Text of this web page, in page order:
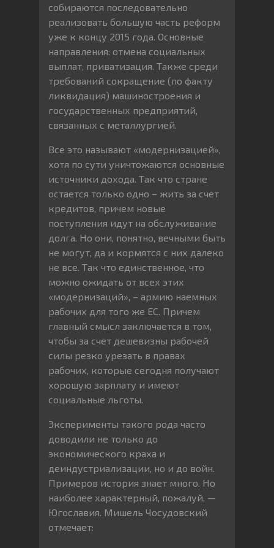
собираются последовательно
реализовать большую часть реформ
уже к концу 2015 года. Основные
направления: отмена социальных
выплат, приватизация. Также среди
требований сокращение (по факту
ликвидация) машиностроения и
государственных предприятий,
связанных с металлургией.
Все это называют «модернизацией»,
хотя по сути уничтожаются основные
источники дохода. Так что стране
остается только одно – жить за счет
кредитов, причем новые
поступления идут на обслуживание
долга. Но они, понятно, вечными быть
не могут, да и кормятся с них далеко
не все. Так что единственное, что
можно ожидать от всех этих
«модернизаций», – армию наемных
рабочих для того же ЕС. Причем
главный смысл заключается в том,
чтобы за счет дешевизны рабочей
силы резко урезать в правах
рабочих, которые сегодня получают
хорошую зарплату и имеют
социальные льготы.
Эксперименты такого рода часто
доводили не только до
экономического краха и
деиндустриализации, но и до войн.
Примеров история знает много. Но
наиболее характерный, пожалуй, —
Югославия. Мишель Чосудовский
отмечает: